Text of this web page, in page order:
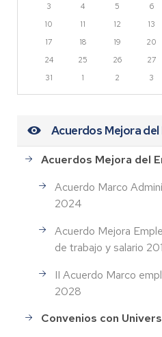
3
4 5 6
10
11 12 13
17
18 19 20
24
25 26 27
31
1 2 3
Acuerdos Mejora del
Acuerdos Mejora del
Acuerdo Marco
2024
Acuerdo Mejora
de trabajo y salario
II Acuerdo Marco
2028
Convenios con